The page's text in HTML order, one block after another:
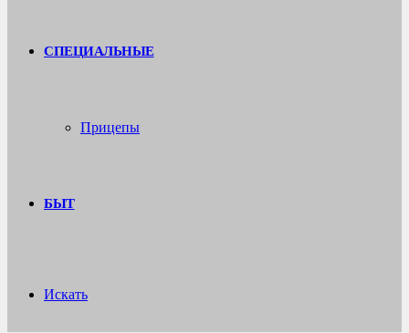
СПЕЦИАЛЬНЫЕ
Прицепы
БЫТ
Искать